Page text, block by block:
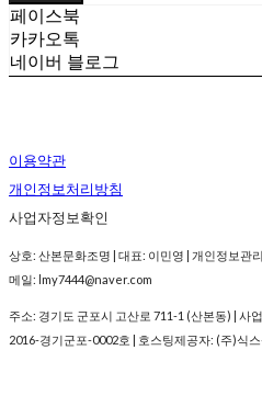
페이스북
카카오톡
네이버 블로그
이용약관
개인정보처리방침
사업자정보확인
상호: 산본문화조명 | 대표: 이민영 | 개인정보관
메일: lmy7444@naver.com
주소: 경기도 군포시 고산로 711-1 (산본동) | 사
2016-경기군포-0002호 | 호스팅제공자: (주)식